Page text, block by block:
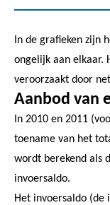
In de grafieken zijn
ongelijk aan elkaar.
veroorzaakt door
Aanbod van
In 2010 en 2011
toename van het
wordt berekend als
invoersaldo.
Het invoersaldo (de